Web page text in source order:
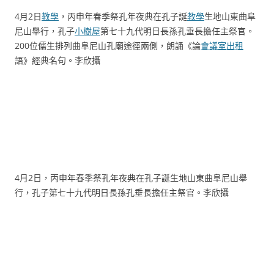
4月2日教學 ，丙申年春季祭孔年夜典在孔子誕教學生地山東曲阜
尼山舉行，孔子小樹屋第七十九代明日長孫孔垂長擔任主祭官。
200位儒生排列曲阜尼山孔廟途徑兩側，朗誦《論會議室出租
語》經典名句。李欣攝
4月2日，丙申年春季祭孔年夜典在孔子誕生地山東曲阜尼山舉
行，孔子第七十九代明日長孫孔垂長擔任主祭官。李欣攝